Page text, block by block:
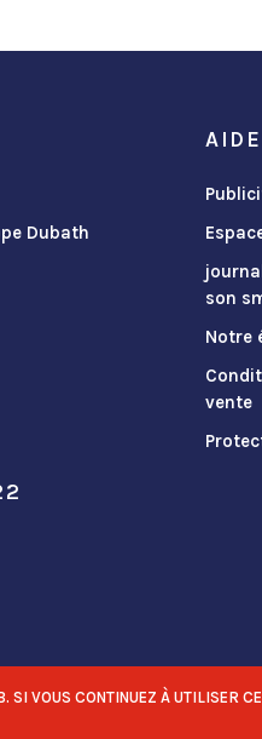
Dubath
son
Notre
vente
VOUS CONTINUEZ À UTILISER